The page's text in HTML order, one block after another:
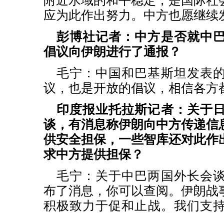
应为此作出努力。中方也愿继续
彭博社记者：中方是否就中
倡议向伊朗进行了通报？
毛宁：中国和巴基斯坦发表
议，也是开放的倡议，相信各方
印度报业托拉斯记者：关于
谈，有消息称伊朗向中方传递信
供安全担保，一些智库还对此作
求中方提供担保？
毛宁：关于中巴两国外长会
布了消息，你可以查阅。伊朗战
积极致力于促和止战。我们支